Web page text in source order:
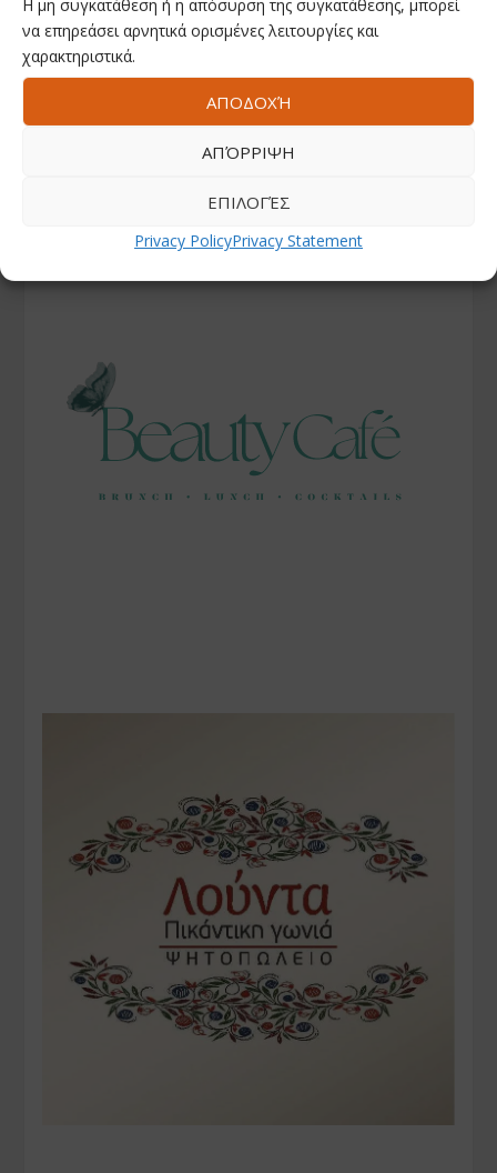
Η μη συγκατάθεση ή η απόσυρση της συγκατάθεσης, μπορεί
να επηρεάσει αρνητικά ορισμένες λειτουργίες και
χαρακτηριστικά.
ΑΠΟΔΟΧΉ
ΑΠΌΡΡΙΨΗ
ΕΠΙΛΟΓΈΣ
Privacy PolicyPrivacy Statement